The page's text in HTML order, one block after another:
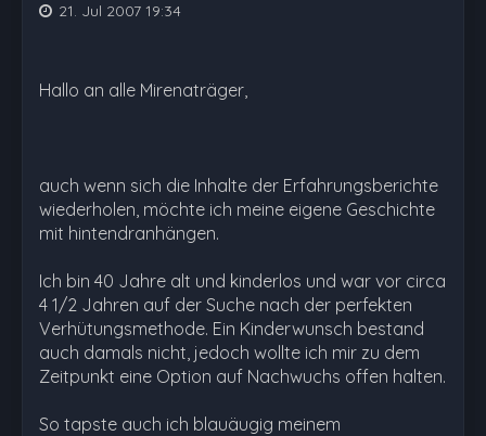
21. Jul 2007 19:34
Hallo an alle Mirenaträger,
auch wenn sich die Inhalte der Erfahrungsberichte
wiederholen, möchte ich meine eigene Geschichte
mit hintendranhängen.
Ich bin 40 Jahre alt und kinderlos und war vor circa
4 1/2 Jahren auf der Suche nach der perfekten
Verhütungsmethode. Ein Kinderwunsch bestand
auch damals nicht, jedoch wollte ich mir zu dem
Zeitpunkt eine Option auf Nachwuchs offen halten.
So tapste auch ich blauäugig meinem